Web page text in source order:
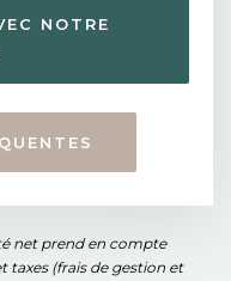
NOTRE
net prend en compte
taxes (frais de gestion et